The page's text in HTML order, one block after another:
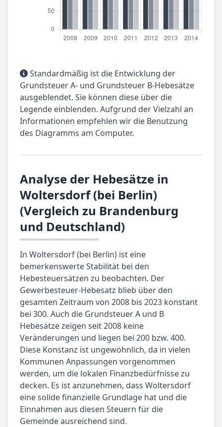
Standardmäßig ist die Entwicklung der
Grundsteuer A- und Grundsteuer B-Hebesätze
ausgeblendet. Sie können diese über die
Legende einblenden. Aufgrund der Vielzahl an
Informationen empfehlen wir die Benutzung
des Diagramms am Computer.
Analyse der Hebesätze in
Woltersdorf (bei Berlin)
(Vergleich zu Brandenburg
und Deutschland)
In Woltersdorf (bei Berlin) ist eine
bemerkenswerte Stabilität bei den
Hebesteuersätzen zu beobachten. Der
Gewerbesteuer-Hebesatz blieb über den
gesamten Zeitraum von 2008 bis 2023 konstant
bei 300. Auch die Grundsteuer A und B
Hebesätze zeigen seit 2008 keine
Veränderungen und liegen bei 200 bzw. 400.
Diese Konstanz ist ungewöhnlich, da in vielen
Kommunen Anpassungen vorgenommen
werden, um die lokalen Finanzbedürfnisse zu
decken. Es ist anzunehmen, dass Woltersdorf
eine solide finanzielle Grundlage hat und die
Einnahmen aus diesen Steuern für die
Gemeinde ausreichend sind.